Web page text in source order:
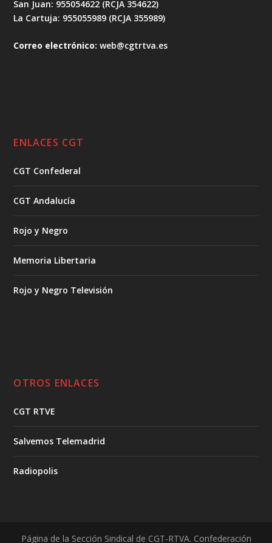
San Juan: 955054622 (RCJA 354622)
La Cartuja: 955055989 (RCJA 355989)
Correo electrónico:web@cgtrtva.es
ENLACES CGT
CGT Confederal
CGT Andalucía
Rojo y Negro
Memoria Libertaria
Rojo y Negro Televisión
OTROS ENLACES
CGT RTVE
Salvemos Telemadrid
Radiopolis
Página de la Sección Sindical de CGT-RTVA. Confederación